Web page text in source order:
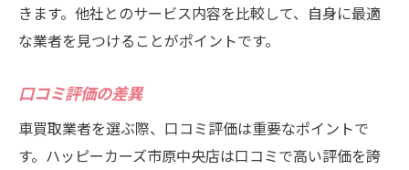
きます。他社とのサービス内容を比較して、自身に最適
な業者を見つけることがポイントです。
口コミ評価の差異
車買取業者を選ぶ際、口コミ評価は重要なポイントで
す。ハッピーカーズ市原中央店は口コミで高い評価を誇